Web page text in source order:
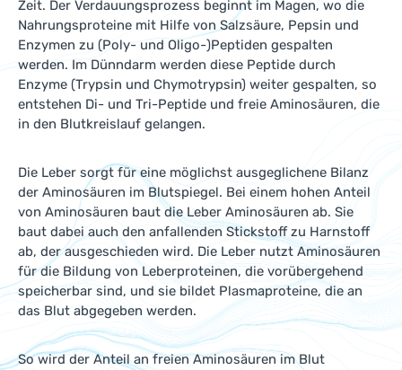
Zeit. Der Verdauungsprozess beginnt im Magen, wo die
Nahrungsproteine mit Hilfe von Salzsäure, Pepsin und
Enzymen zu (Poly- und Oligo-)Peptiden gespalten
werden. Im Dünndarm werden diese Peptide durch
Enzyme (Trypsin und Chymotrypsin) weiter gespalten, so
entstehen Di- und Tri-Peptide und freie Aminosäuren, die
in den Blutkreislauf gelangen.
Die Leber sorgt für eine möglichst ausgeglichene Bilanz
der Aminosäuren im Blutspiegel. Bei einem hohen Anteil
von Aminosäuren baut die Leber Aminosäuren ab. Sie
baut dabei auch den anfallenden Stickstoff zu Harnstoff
ab, der ausgeschieden wird. Die Leber nutzt Aminosäuren
für die Bildung von Leberproteinen, die vorübergehend
speicherbar sind, und sie bildet Plasmaproteine, die an
das Blut abgegeben werden.
So wird der Anteil an freien Aminosäuren im Blut